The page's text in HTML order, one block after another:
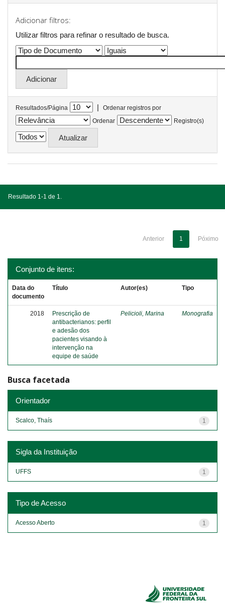
Adicionar filtros:
Utilizar filtros para refinar o resultado de busca.
Resultados/Página |
Ordenar registros por
Ordenar
Registro(s)
Resultado 1-1 de 1.
Anterior 1 Póximo
Conjunto de itens:
Data do
documento
Título Autor(es) Tipo
2018
Prescrição de
antibacterianos: perfil
e adesão dos
pacientes visando à
intervenção na
equipe de saúde
Pelicioli, Marina Monografia
Busca facetada
Orientador
1
Scalco, Thaís
Sigla da Instituição
1
UFFS
Tipo de Acesso
1
Acesso Aberto